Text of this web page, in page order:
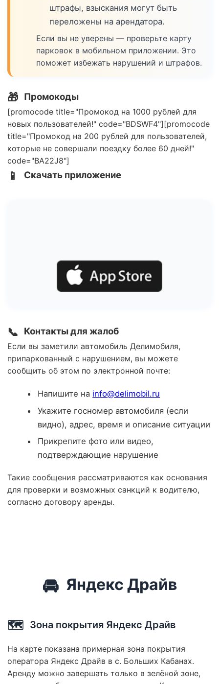
штрафы, взыскания могут быть
переложены на арендатора.
Если вы не уверены — проверьте карту
парковок в мобильном приложении. Это
поможет избежать нарушений и штрафов.
🎁 Промокоды
[promocode title="Промокод на 1000 рублей для
новых пользователей!" code="BDSWF4"][promocode
title="Промокод на 200 рублей для пользователей,
которые не совершали поездку более 60 дней!"
code="BA22J8"]
📱 Скачать приложение
📞 Контакты для жалоб
Если вы заметили автомобиль Делимобиля,
припаркованный с нарушением, вы можете
сообщить об этом по электронной почте:
Напишите на info@delimobil.ru
Укажите госномер автомобиля (если
видно), адрес, время и описание ситуации
Прикрепите фото или видео,
подтверждающие нарушение
Такие сообщения рассматриваются как основания
для проверки и возможных санкций к водителю,
согласно договору аренды.
🚘 Яндекс Драйв
🗺️ Зона покрытия Яндекс Драйв
На карте показана примерная зона покрытия
оператора Яндекс Драйв в с. Больших Кабанах.
Аренду можно завершать только в зелёной зоне,